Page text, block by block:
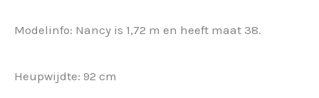
Modelinfo: Nancy is 1,72 m en heeft maat 38.
Heupwijdte: 92 cm